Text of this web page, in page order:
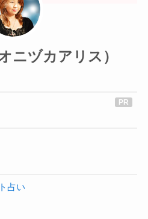
ニヅカアリス）
占い